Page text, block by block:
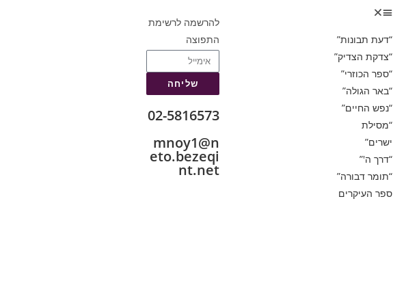
“דעת תבונות”
“צדקת הצדיק”
“ספר הכוזרי”
“באר הגולה”
“נפש החיים”
“מסילת
ישרים”
“דרך ה'”
“תומר דבורה”
ספר העיקרים
להרשמה לרשימת
התפוצה
שליחה
02-5816573
mnoy1@n
eto.bezeqi
nt.net